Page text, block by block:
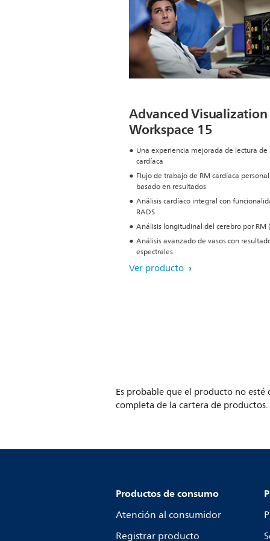
Advanced Visualization
Workspace 15
Una experiencia mejorada de lectura de
cardíaca
Flujo de trabajo de RM cardíaca
basado en resultados
Análisis cardíaco integral con
RADS
Análisis longitudinal del cerebro por RM
Análisis avanzado de vasos con
espectrales
Ver producto
Es probable que el producto no
completa de la cartera de productos.
Productos de consumo
Atención al consumidor
Registrar producto